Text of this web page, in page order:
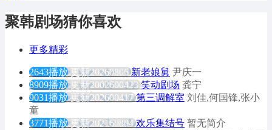
聚韩剧场猜你喜欢
更多精彩
2643播放 更新20260806 新老娘舅 尹庆一
8909播放 更新2002600423 笑动剧场 龚宁
9031播放 更新202600417 第三调解室 刘佳,何国锋,张小
童
3771播放 更新202160804 欢乐集结号 暂无简介